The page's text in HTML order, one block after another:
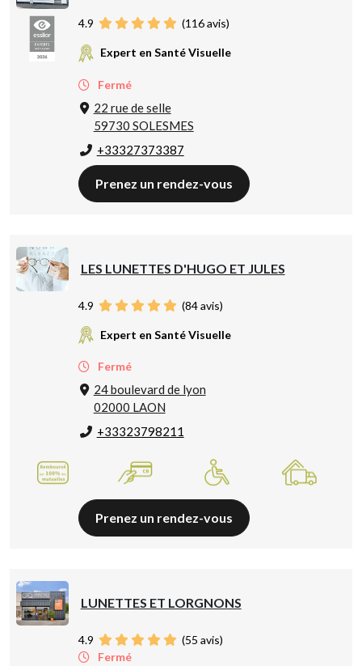
4.9 (116avis)
Expert en Santé Visuelle
Fermé
22 rue de selle
59730 SOLESMES
+33327373387
Prenez un rendez-vous
LES LUNETTES D'HUGO ET JULES
4.9 (84avis)
Expert en Santé Visuelle
Fermé
24 boulevard de lyon
02000 LAON
+33323798211
Prenez un rendez-vous
LUNETTES ET LORGNONS
4.9 (55 avis)
Fermé